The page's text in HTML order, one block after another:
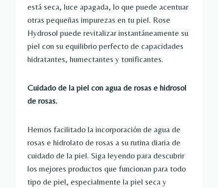
está seca, luce apagada, lo que puede acentuar
otras pequeñas impurezas en tu piel. Rose
Hydrosol puede revitalizar instantáneamente su
piel con su equilibrio perfecto de capacidades
hidratantes, humectantes y tonificantes.
Cuidado de la piel con agua de rosas e hidrosol
de rosas.
Hemos facilitado la incorporación de agua de
rosas e hidrolato de rosas a su rutina diaria de
cuidado de la piel. Siga leyendo para descubrir
los mejores productos que funcionan para todo
tipo de piel, especialmente la piel seca y